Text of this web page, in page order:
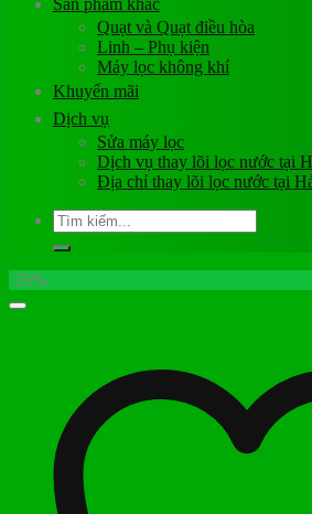
Sản phẩm khác
Quạt và Quạt điều hòa
Linh – Phụ kiện
Máy lọc không khí
Khuyến mãi
Dịch vụ
Sửa máy lọc
Dịch vụ thay lõi lọc nước tại
Địa chỉ thay lõi lọc nước tại
Tìm
kiếm:
-25%